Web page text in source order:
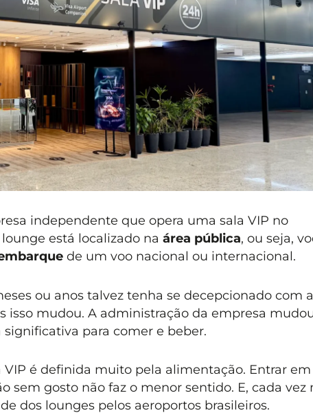
independente que opera uma sala VIP no
lounge está localizado na área pública, ou seja,
de um voo nacional ou internacional.
ou anos talvez tenha se decepcionado com
isso mudou. A administração da empresa
para comer e beber.
é definida muito pela alimentação. Entrar em
sem gosto não faz o menor sentido. E, cada vez
dos lounges pelos aeroportos brasileiros.